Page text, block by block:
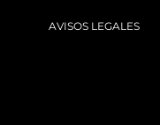
AVISOS LEGALES